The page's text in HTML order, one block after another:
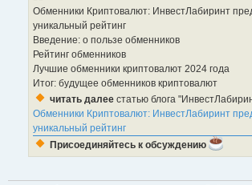
Обменники Криптовалют: ИнвестЛабиринт
уникальный рейтинг
Введение: о пользе обменников
Рейтинг обменников
Лучшие обменники криптовалют 2024 года
Итог: будущее обменников криптовалют
читать далее статью блога
Обменники Криптовалют: ИнвестЛабиринт
уникальный рейтинг
Присоединяйтесь к обсуждению